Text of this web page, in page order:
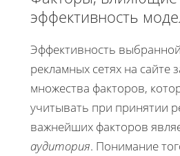
эффективность
Эффективность
рекламных сетях на сайте
множества факторов,
учитывать при принятии
важнейших факторов
аудитория. Понимание